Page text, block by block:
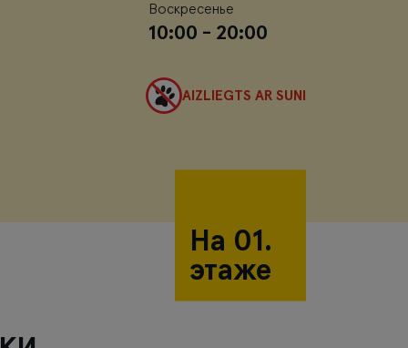
Воскресенье
10:00 - 20:00
AIZLIEGTS AR SUNI
На 01.
этаже